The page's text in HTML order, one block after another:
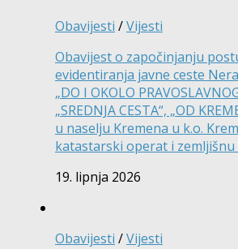
Obavijesti /Vijesti
Obavijest o započinjanju
evidentiranja javne ceste
„DO I OKOLO
„SREDNJA CESTA“, „OD
u naselju Kremena u k.o.
katastarski operat i
19. lipnja 2026
Obavijesti /Vijesti